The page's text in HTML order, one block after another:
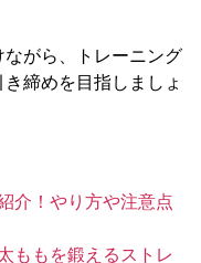
がら、トレーニング
締めを目指しましょ
介！やり方や注意点
ももを鍛えるストレ